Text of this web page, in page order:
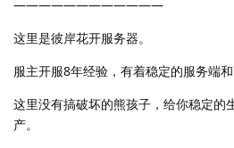
————————————
这里是彼岸花开服务器。
服主开服8年经验，有着稳定的服务端和
这里没有搞破坏的熊孩子，给你稳定的
产。